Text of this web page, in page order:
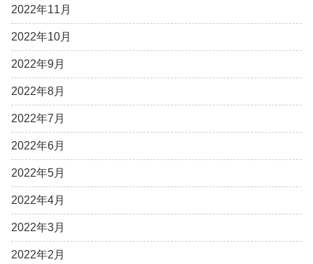
2022年11月
2022年10月
2022年9月
2022年8月
2022年7月
2022年6月
2022年5月
2022年4月
2022年3月
2022年2月